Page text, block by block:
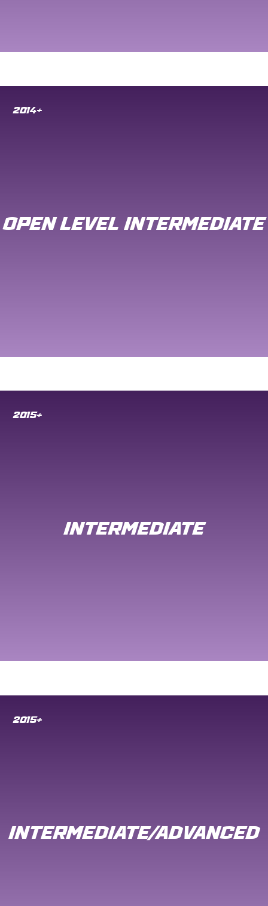
2014+
OPEN LEVEL INTERMEDIATE
2015+
INTERMEDIATE
2015+
INTERMEDIATE/ADVANCED